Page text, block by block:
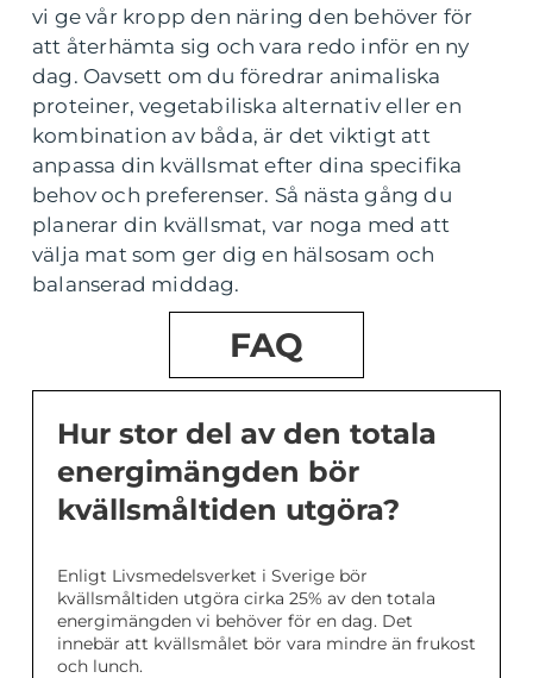
vi ge vår kropp den näring den behöver för
att återhämta sig och vara redo inför en ny
dag. Oavsett om du föredrar animaliska
proteiner, vegetabiliska alternativ eller en
kombination av båda, är det viktigt att
anpassa din kvällsmat efter dina specifika
behov och preferenser. Så nästa gång du
planerar din kvällsmat, var noga med att
välja mat som ger dig en hälsosam och
balanserad middag.
FAQ
Hur stor del av den totala
energimängden bör
kvällsmåltiden utgöra?
Enligt Livsmedelsverket i Sverige bör
kvällsmåltiden utgöra cirka 25% av den totala
energimängden vi behöver för en dag. Det
innebär att kvällsmålet bör vara mindre än frukost
och lunch.